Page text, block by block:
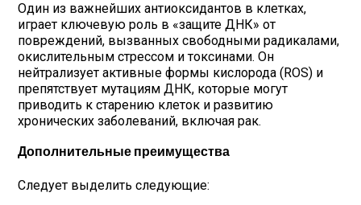
Один из важнейших антиоксидантов в клетках,
играет ключевую роль в «защите ДНК» от
повреждений, вызванных свободными радикалами,
окислительным стрессом и токсинами. Он
нейтрализует активные формы кислорода (ROS) и
препятствует мутациям ДНК, которые могут
приводить к старению клеток и развитию
хронических заболеваний, включая рак.
Дополнительные преимущества
Следует выделить следующие: